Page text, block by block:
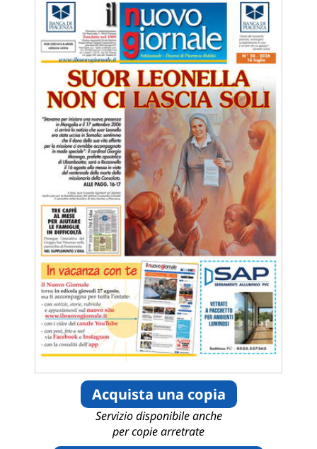
Acquista una copia
Servizio disponibile anche
per copie arretrate